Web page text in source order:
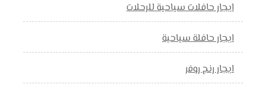
ايجار حافلات سياحية للرحلات
ايجار حافلة سياحية
ايجار رنج روفر